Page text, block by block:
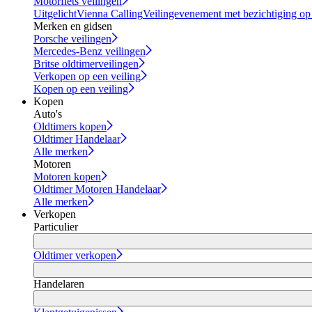
UitgelichtVienna CallingVeilingevenement met bezichtiging
Merken en gidsen
Porsche veilingen
Mercedes-Benz veilingen
Britse oldtimerveilingen
Verkopen op een veiling
Kopen op een veiling
Kopen
Auto's
Oldtimers kopen
Oldtimer Handelaar
Alle merken
Motoren
Motoren kopen
Oldtimer Motoren Handelaar
Alle merken
Verkopen
Particulier
Oldtimer verkopen
Handelaren